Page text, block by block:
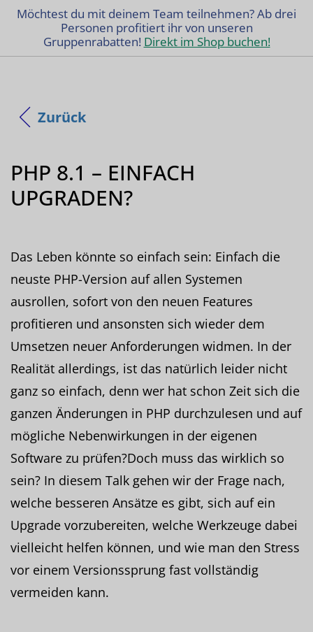
Möchtest du mit deinem Team teilnehmen? Ab drei
Personen profitiert ihr von unseren
Gruppenrabatten! Direkt im Shop buchen!
Zurück
PHP 8.1 – EINFACH
UPGRADEN?
Das Leben könnte so einfach sein: Einfach die
neuste PHP-Version auf allen Systemen
ausrollen, sofort von den neuen Features
profitieren und ansonsten sich wieder dem
Umsetzen neuer Anforderungen widmen. In der
Realität allerdings, ist das natürlich leider nicht
ganz so einfach, denn wer hat schon Zeit sich die
ganzen Änderungen in PHP durchzulesen und auf
mögliche Nebenwirkungen in der eigenen
Software zu prüfen?Doch muss das wirklich so
sein? In diesem Talk gehen wir der Frage nach,
welche besseren Ansätze es gibt, sich auf ein
Upgrade vorzubereiten, welche Werkzeuge dabei
vielleicht helfen können, und wie man den Stress
vor einem Versionssprung fast vollständig
vermeiden kann.